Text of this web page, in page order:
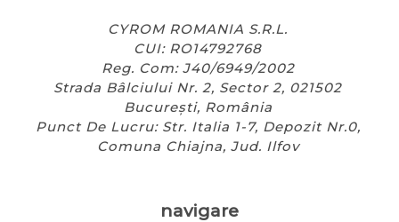
CYROM ROMANIA S.R.L.
CUI: RO14792768
Reg. Com: J40/6949/2002
Strada Bâlciului Nr. 2, Sector 2, 021502
București, România
Punct De Lucru: Str. Italia 1-7, Depozit Nr.0,
Comuna Chiajna, Jud. Ilfov
navigare